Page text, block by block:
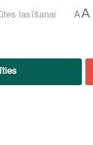
lasīšanai AA